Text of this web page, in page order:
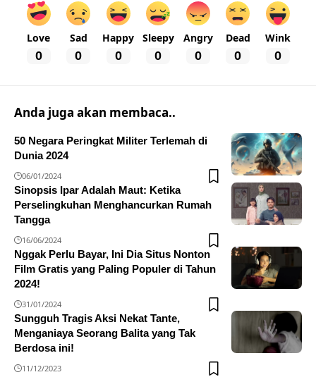
Love
0
Sad
0
Happy
0
Sleepy
0
Angry
0
Dead
0
Wink
0
Anda juga akan membaca..
50 Negara Peringkat Militer Terlemah di
Dunia 2024
06/01/2024
Sinopsis Ipar Adalah Maut: Ketika
Perselingkuhan Menghancurkan Rumah
Tangga
16/06/2024
Nggak Perlu Bayar, Ini Dia Situs Nonton
Film Gratis yang Paling Populer di Tahun
2024!
31/01/2024
Sungguh Tragis Aksi Nekat Tante,
Menganiaya Seorang Balita yang Tak
Berdosa ini!
11/12/2023